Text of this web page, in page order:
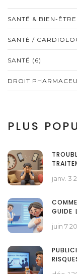
SANTÉ & BIEN-ÊTRE
SANTÉ /
SANTÉ (6)
DROIT
PLUS
janv. 3
GUIDE
juin 7